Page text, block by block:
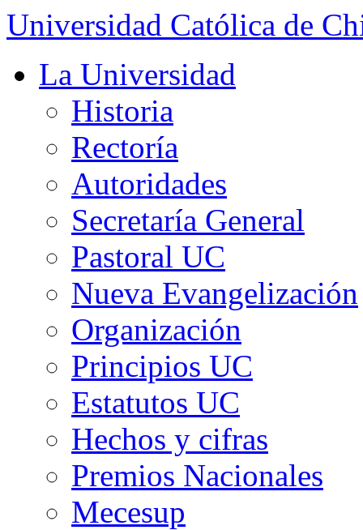
Universidad Católica de
La Universidad
Historia
Rectoría
Autoridades
Secretaría General
Pastoral UC
Nueva Evangelización
Organización
Principios UC
Estatutos UC
Hechos y cifras
Premios Nacionales
Mecesup